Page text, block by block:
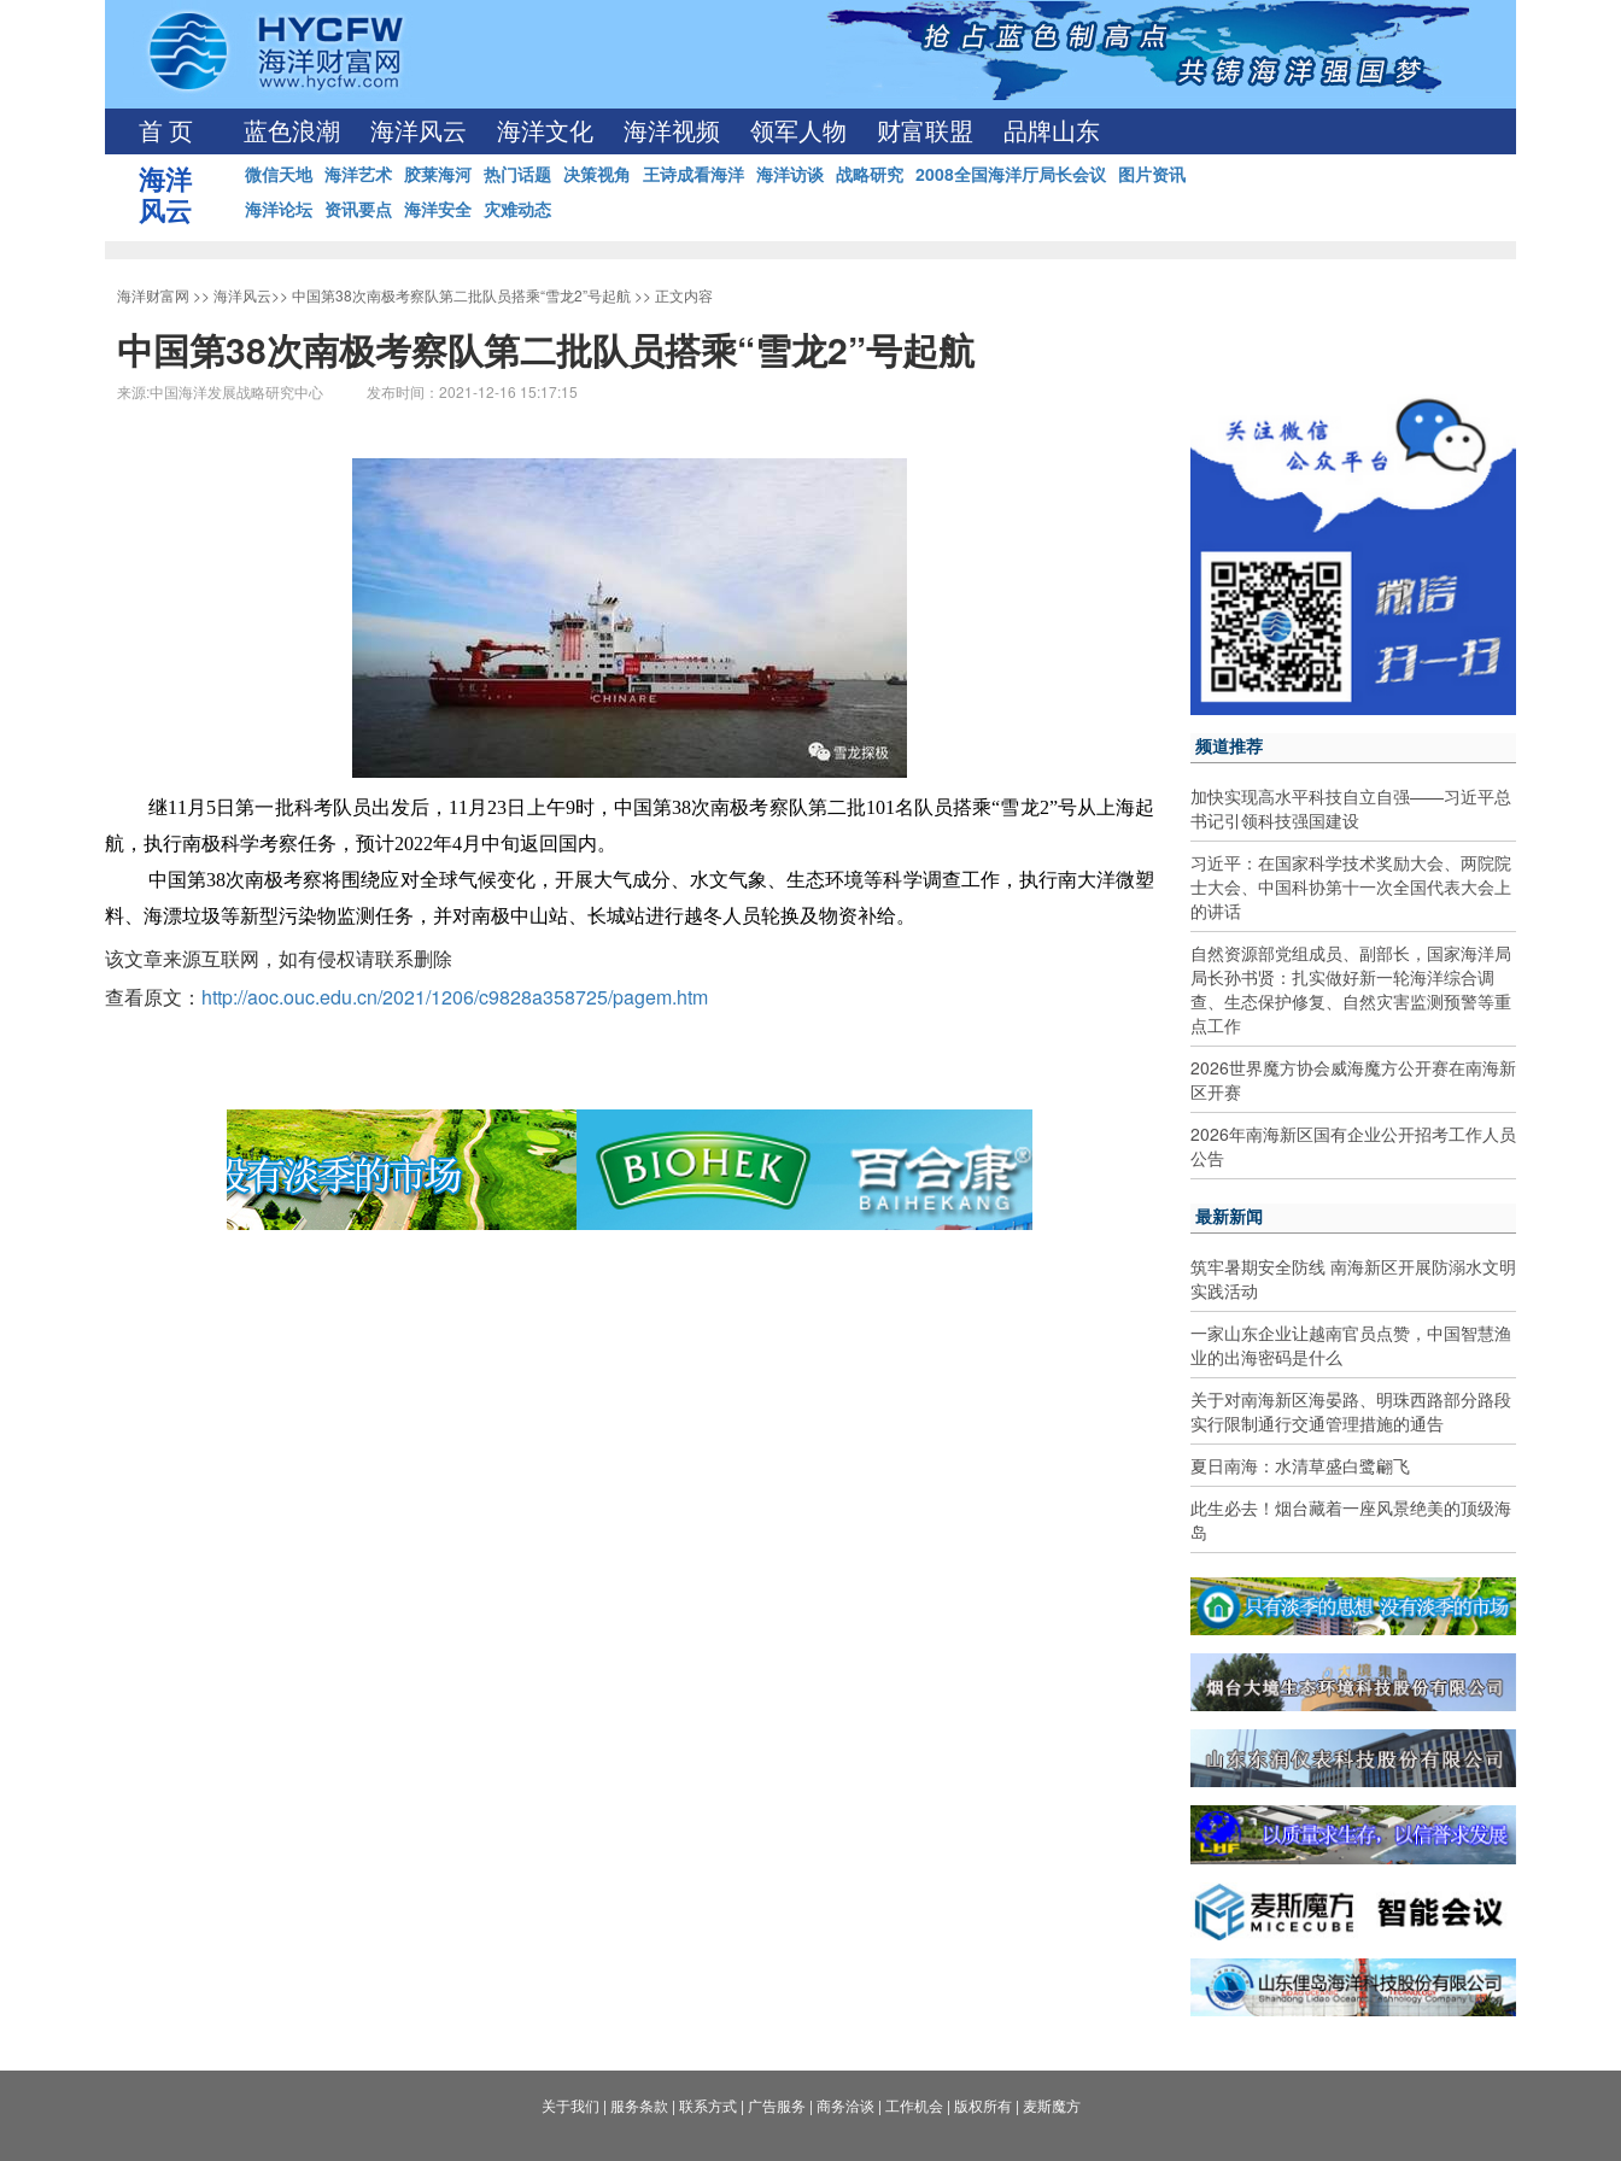
首 页 蓝色浪潮 海洋风云 海洋文化 海洋视频 领军人物 财富联盟 品牌山东
海洋
风云
微信天地 海洋艺术 胶莱海河 热门话题 决策视角 王诗成看海洋 海洋访谈 战略研究 2008全国海洋厅局长会议 图片资讯
海洋论坛 资讯要点 海洋安全 灾难动态
海洋财富网 >> 海洋风云>> 中国第38次南极考察队第二批队员搭乘“雪龙2”号起航 >> 正文内容
中国第38次南极考察队第二批队员搭乘“雪龙2”号起航
来源:中国海洋发展战略研究中心 发布时间：2021-12-16 15:17:15
继11月5日第一批科考队员出发后，11月23日上午9时，中国第38次南极考察队第二批101名队员搭乘“雪龙2”号从上海起
航，执行南极科学考察任务，预计2022年4月中旬返回国内。
中国第38次南极考察将围绕应对全球气候变化，开展大气成分、水文气象、生态环境等科学调查工作，执行南大洋微塑
料、海漂垃圾等新型污染物监测任务，并对南极中山站、长城站进行越冬人员轮换及物资补给。
该文章来源互联网，如有侵权请联系删除
查看原文： http://aoc.ouc.edu.cn/2021/1206/c9828a358725/pagem.htm
频道推荐
加快实现高水平科技自立自强——习近平总
书记引领科技强国建设
习近平：在国家科学技术奖励大会、两院院
士大会、中国科协第十一次全国代表大会上
的讲话
自然资源部党组成员、副部长，国家海洋局
局长孙书贤：扎实做好新一轮海洋综合调
查、生态保护修复、自然灾害监测预警等重
点工作
2026世界魔方协会威海魔方公开赛在南海新
区开赛
2026年南海新区国有企业公开招考工作人员
公告
最新新闻
筑牢暑期安全防线 南海新区开展防溺水文明
实践活动
一家山东企业让越南官员点赞，中国智慧渔
业的出海密码是什么
关于对南海新区海晏路、明珠西路部分路段
实行限制通行交通管理措施的通告
夏日南海：水清草盛白鹭翩飞
此生必去！烟台藏着一座风景绝美的顶级海
岛
关于我们 | 服务条款 | 联系方式| 广告服务 | 商务洽谈 | 工作机会| 版权所有| 麦斯魔方